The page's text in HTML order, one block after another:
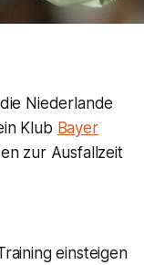
Niederlande
Klub Bayer
zur Ausfallzeit
einsteigen